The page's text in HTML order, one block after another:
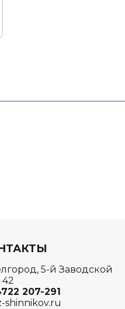
5-й Заводской
42
207-291
shinnikov.ru